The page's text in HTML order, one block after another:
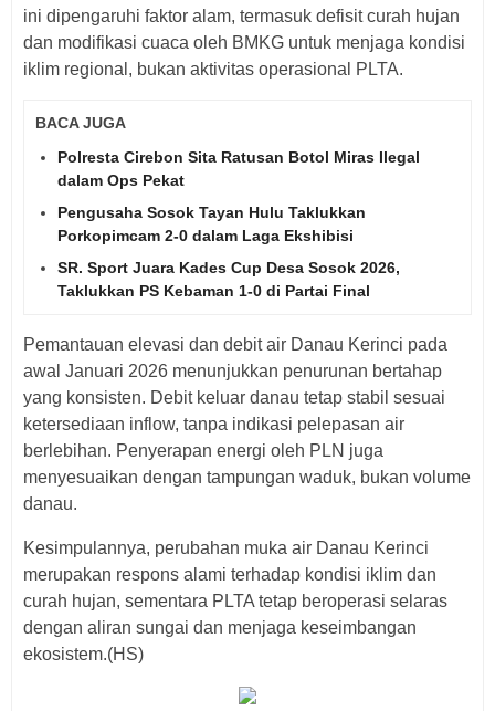
ini dipengaruhi faktor alam, termasuk defisit curah hujan
dan modifikasi cuaca oleh BMKG untuk menjaga kondisi
iklim regional, bukan aktivitas operasional PLTA.
BACA JUGA
Polresta Cirebon Sita Ratusan Botol Miras Ilegal
dalam Ops Pekat
Pengusaha Sosok Tayan Hulu Taklukkan
Porkopimcam 2-0 dalam Laga Ekshibisi
SR. Sport Juara Kades Cup Desa Sosok 2026,
Taklukkan PS Kebaman 1-0 di Partai Final
Pemantauan elevasi dan debit air Danau Kerinci pada
awal Januari 2026 menunjukkan penurunan bertahap
yang konsisten. Debit keluar danau tetap stabil sesuai
ketersediaan inflow, tanpa indikasi pelepasan air
berlebihan. Penyerapan energi oleh PLN juga
menyesuaikan dengan tampungan waduk, bukan volume
danau.
Kesimpulannya, perubahan muka air Danau Kerinci
merupakan respons alami terhadap kondisi iklim dan
curah hujan, sementara PLTA tetap beroperasi selaras
dengan aliran sungai dan menjaga keseimbangan
ekosistem.(HS)